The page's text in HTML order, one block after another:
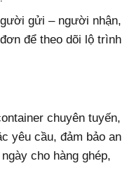
gửi – người nhận,
để theo dõi lộ trình
chuyên tuyến,
yêu cầu, đảm bảo an
cho hàng ghép,